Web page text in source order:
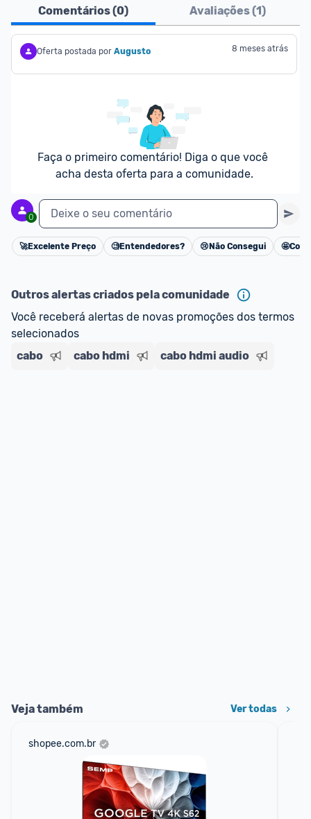
Comentários (0) Avaliações (1)
Oferta postada por Augusto 8 meses atrás
Faça o primeiro comentário! Diga o que você
acha desta oferta para a comunidade.
0 Deixe o seu comentário
Cancelar
🚀Excelente Preço 🧐Entendedores? 😢 Não Consegui 🤩
Outros alertas criados pela comunidade
Você receberá alertas de novas promoções dos termos
selecionados
cabo
cabo hdmi cabo hdmi audio
Veja também Ver todas
shopee.com.br